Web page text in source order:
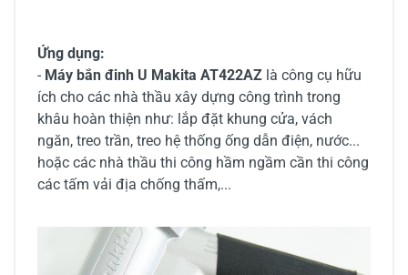
Ứng dụng:
- Máy bắn đinh U Makita AT422AZ là công cụ hữu
ích cho các nhà thầu xây dựng công trình trong
khâu hoàn thiện như: lắp đặt khung cửa, vách
ngăn, treo trần, treo hệ thống ống dẫn điện, nước...
hoặc các nhà thầu thi công hầm ngầm cần thi công
các tấm vải địa chống thấm,...